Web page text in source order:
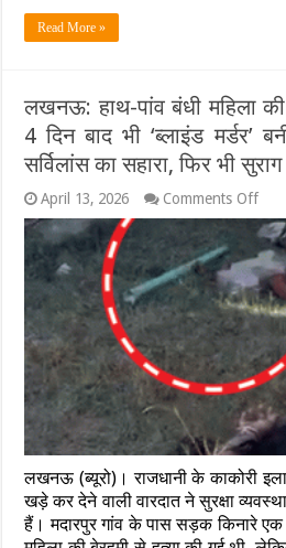
Read More »
लखनऊ: हाथ-पांव बंधी महिला
4 दिन बाद भी ‘ब्लाइंड मर्डर’
सर्विलांस का सहारा, फिर भी
April 13, 2026 Comments Offon
हाथ-
पांव
बंधी
की
मिलने
से
4
दिन
बाद
भी
मर्डर’
गुत्थी,
लखनऊ (ब्यूरो)। राजधानी के काकोरी
खड़े कर देने वाली वारदात ने सुरक्षा
हैं। मदारपुर गांव के पास सड़क किनारे एक